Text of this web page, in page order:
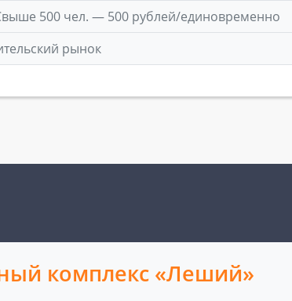
500 чел. — 500 рублей/единовременно
рынок
комплекс «Леший»